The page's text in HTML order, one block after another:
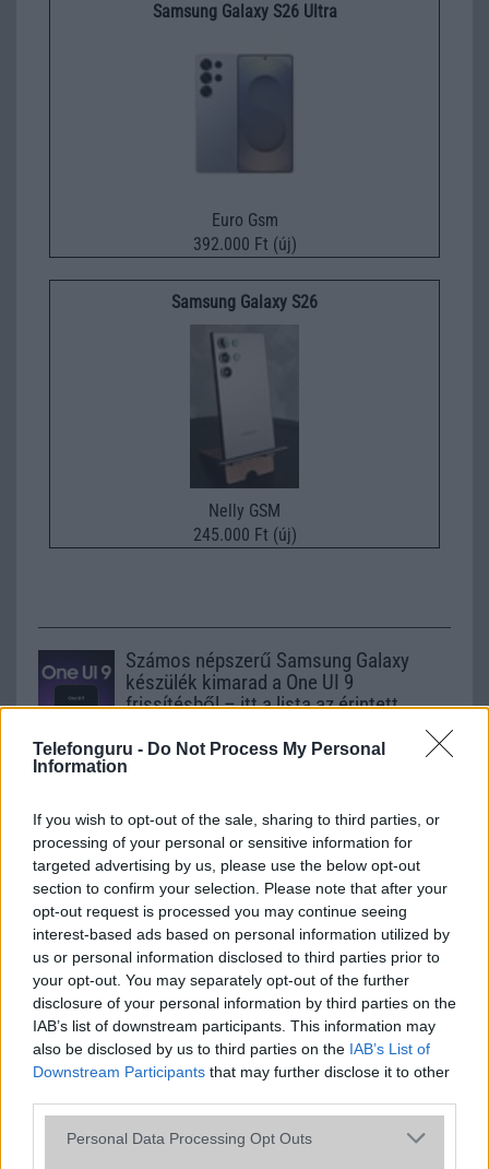
Telefonguru - Do Not Process My Personal
Information
If you wish to opt-out of the sale, sharing to third parties, or
processing of your personal or sensitive information for
targeted advertising by us, please use the below opt-out
section to confirm your selection. Please note that after your
opt-out request is processed you may continue seeing
interest-based ads based on personal information utilized by
us or personal information disclosed to third parties prior to
your opt-out. You may separately opt-out of the further
disclosure of your personal information by third parties on the
IAB’s list of downstream participants. This information may
also be disclosed by us to third parties on the IAB’s List of
Downstream Participants that may further disclose it to other
Please note that this website/app uses one or more Google
Personal Data Processing Opt Outs
Samsung Galaxy S26 Ultra
Euro Gsm
392.000 Ft (új)
Samsung Galaxy S26
Nelly GSM
245.000 Ft (új)
Számos népszerű Samsung Galaxy
készülék kimarad a One UI 9
frissítésből – itt a lista az érintett
2026.06.30| Phone Arena
A One UI 9 érkezése új mesterséges intelligencia-
azonban több korábbi csúcskategóriás és középkategóriás
Galaxy készülék számára ez lesz az út vége.
iPhone 18 bemutató dátum - ekkor
rántja le a leplet az Apple az új
csúcsmobilokról
2026.06.29| Phone Arena
A szeptemberi eseményen az iPhone 18 Pro modellek
mellett a régóta pletykált hajlítható iPhone Ultra is
bemutatkozhat, miközben az áremelésekről szóló
találgatások továbbra is beárnyékolják a rajtot.
funkció, amely észrevétlenül könnyíti
meg a mindennapokat